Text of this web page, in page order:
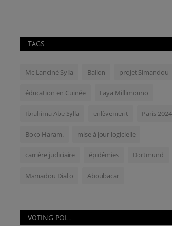
TAGS
Me Lanciné Sylla Ballon projet Simandou
éducation en Guinée Faya Millimouno
Ibrahima Abe Sylla enlèvement Paris 2024
Boko Haram. mise à jour logicielle
carrière judiciaire épidémies Dortmund
Mamadou Diallo Aboubacar
VOTING POLL